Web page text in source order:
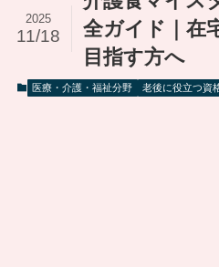
全ガイド｜在
目指す方へ
2025
11/18
医療・介護・福祉分野 老後に役立つ資